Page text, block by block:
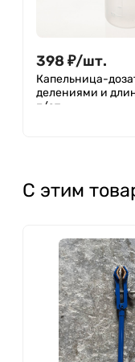
398 ₽/шт.
Капельница-
делениями и
п/эт.
С этим